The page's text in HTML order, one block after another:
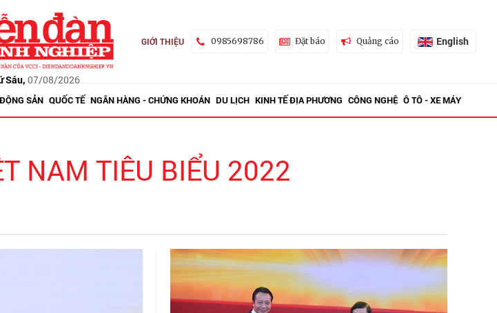
Sáu, 07/08/2026
GIỚI THIỆU 0985698786 Đặt báo Quảng cáo English
SẢN QUỐC TẾ NGÂN HÀNG - CHỨNG KHOÁN DU LỊCH KINH TẾ ĐỊA PHƯƠNG CÔNG NGHỆ Ô TÔ - XE MÁY
NAM TIÊU BIỂU 2022